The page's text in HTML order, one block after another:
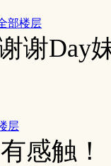
部楼层
谢Day
层
感触！